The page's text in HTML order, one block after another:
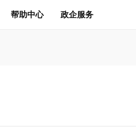
帮助中心 政企服务